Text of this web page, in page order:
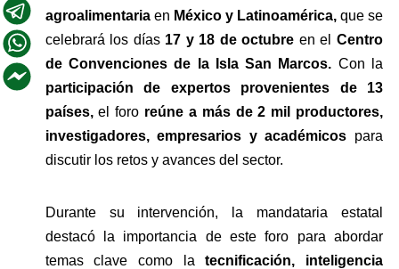
agroalimentaria en México y Latinoamérica, que se
celebrará los días 17 y 18 de octubre en el Centro
de Convenciones de la Isla San Marcos.
participación de expertos provenientes de 13
países, el foro reúne a más de 2 mil productores,
investigadores, empresarios y académicos para
discutir los retos y avances del sector.
Durante su intervención, la mandataria estatal
destacó la importancia de este foro para abordar
temas clave como la tecnificación, inteligencia